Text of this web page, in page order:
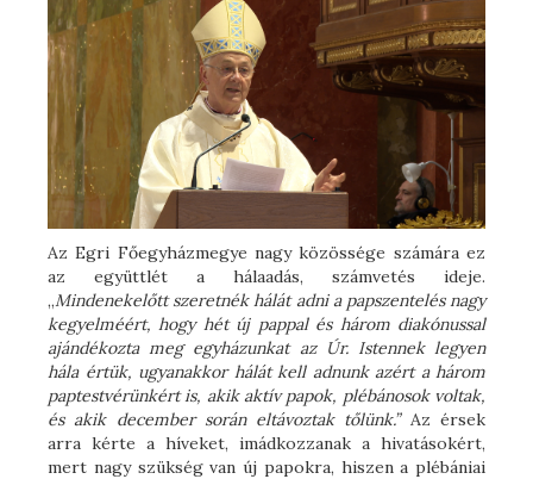
Az Egri Főegyházmegye nagy közössége számára ez
az együttlét a hálaadás, számvetés ideje.
„Mindenekelőtt szeretnék hálát adni a papszentelés nagy
kegyelméért, hogy hét új pappal és három diakónussal
ajándékozta meg egyházunkat az Úr. Istennek legyen
hála értük, ugyanakkor hálát kell adnunk azért a három
paptestvérünkért is, akik aktív papok, plébánosok voltak,
és akik december során eltávoztak tőlünk.”Az érsek
arra kérte a híveket, imádkozzanak a hivatásokért,
mert nagy szükség van új papokra, hiszen a plébániai